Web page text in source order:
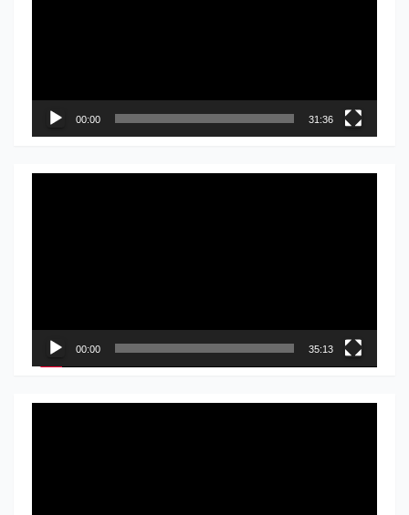
00:00 31:36
00:00 35:13